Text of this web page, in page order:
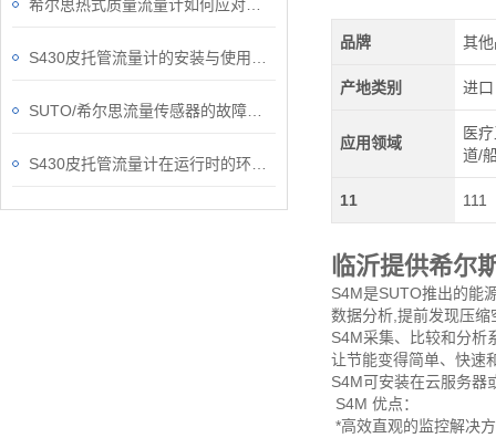
品牌 其
产地类别 进口
应用领域
医
道/
11 111
临沂提供希尔
S4M是SUTO推出的能
数据分析,提前发现压
S4M采集、比较和分析
让节能变得简单、快速
S4M可安装在云服务器
S4M 优点：
*高效直观的监控解决